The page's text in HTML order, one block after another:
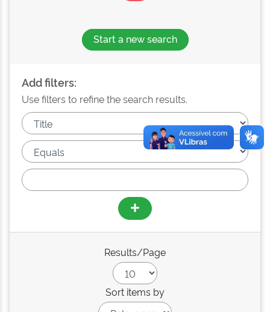
Start a new search
Add filters:
Use filters to refine the search results.
Results/Page
Sort items by